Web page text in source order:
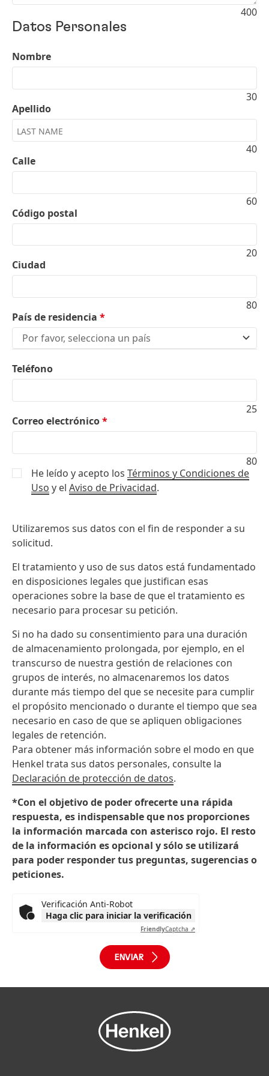
400
Datos Personales
Nombre
30
Apellido
40
Calle
60
Código postal
20
Ciudad
80
País de residencia *
Por favor, selecciona un país
Teléfono
25
Correo electrónico*
80
He leído y acepto los Términos y Condiciones de
Uso y el Aviso de Privacidad.
Utilizaremos sus datos con el fin de responder a su
solicitud.
El tratamiento y uso de sus datos está fundamentado
en disposiciones legales que justifican esas
operaciones sobre la base de que el tratamiento es
necesario para procesar su petición.
Si no ha dado su consentimiento para una duración
de almacenamiento prolongada, por ejemplo, en el
transcurso de nuestra gestión de relaciones con
grupos de interés, no almacenaremos los datos
durante más tiempo del que se necesite para cumplir
el propósito mencionado o durante el tiempo que sea
necesario en caso de que se apliquen obligaciones
legales de retención.
Para obtener más información sobre el modo en que
Henkel trata sus datos personales, consulte la
Declaración de protección de datos.
*Con el objetivo de poder ofrecerte una rápida
respuesta, es indispensable que nos proporciones
la información marcada con asterisco rojo. El resto
de la información es opcional y sólo se utilizará
para poder responder tus preguntas, sugerencias o
peticiones.
Verificación Anti-Robot
Haga clic para iniciar la verificación
FriendlyCaptcha ⇗